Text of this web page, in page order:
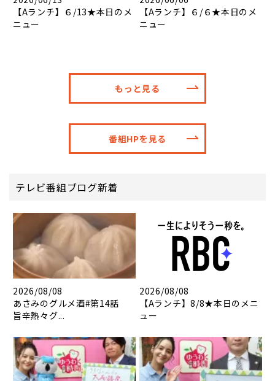
【Aランチ】６/13★本日のメ
ニュー
【Aランチ】６/６★本日のメ
ニュー
もっと見る
番組HPを見る
テレビ番組ブログ新着
2026/08/08
あさみのグルメ酒#第14話
旨辛熱々グ...
2026/08/08
【Aランチ】8/8★本日のメニ
ュー